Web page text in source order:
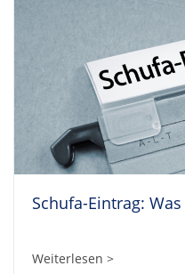
Schufa-Eintrag:
Weiterlesen >